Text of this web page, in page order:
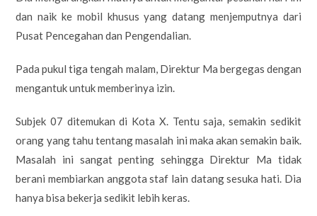
dan naik ke mobil khusus yang datang menjemputnya dari
Pusat Pencegahan dan Pengendalian.
Pada pukul tiga tengah malam, Direktur Ma bergegas dengan
mengantuk untuk memberinya izin.
Subjek 07 ditemukan di Kota X. Tentu saja, semakin sedikit
orang yang tahu tentang masalah ini maka akan semakin baik.
Masalah ini sangat penting sehingga Direktur Ma tidak
berani membiarkan anggota staf lain datang sesuka hati. Dia
hanya bisa bekerja sedikit lebih keras.